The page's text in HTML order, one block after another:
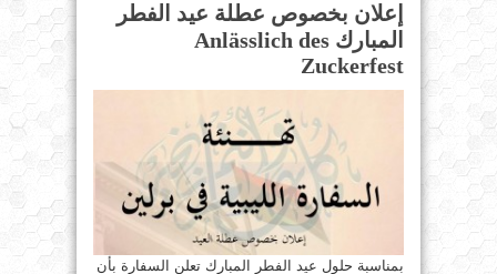
إعلان بخصوص عطلة عيد الفطر
المبارك Anlässlich des
Zuckerfest
بمناسبة حلول عيد الفطر المبارك تعلن السفارة بأن